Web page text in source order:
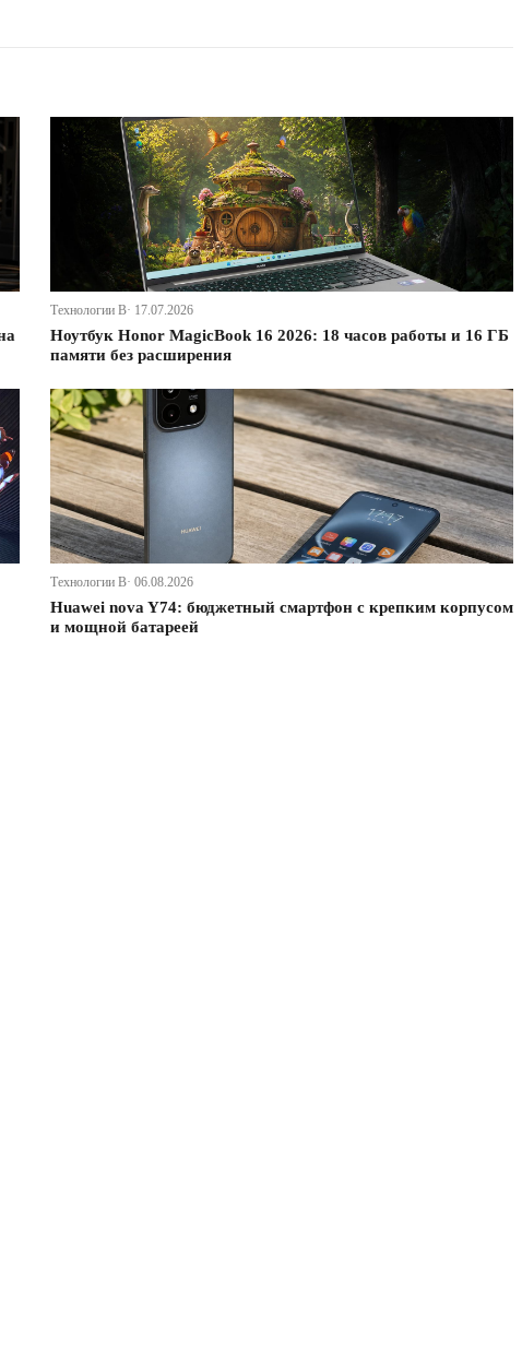
Технологии В· 17.07.2026
Ноутбук Honor MagicBook 16 2026: 18 часов работы и 16 ГБ
памяти без расширения
Технологии В· 06.08.2026
Huawei nova Y74: бюджетный смартфон с крепким корпусом
и мощной батареей